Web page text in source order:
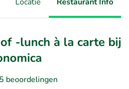
-lunch à la carte bij
beoordelingen